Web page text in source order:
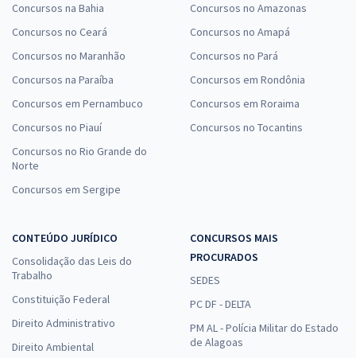
Concursos na Bahia
Concursos no Ceará
Concursos no Maranhão
Concursos na Paraíba
Concursos em Pernambuco
Concursos no Piauí
Concursos no Rio Grande do
Norte
Concursos em Sergipe
Concursos no Amazonas
Concursos no Amapá
Concursos no Pará
Concursos em Rondônia
Concursos em Roraima
Concursos no Tocantins
CONTEÚDO JURÍDICO
Consolidação das Leis do
Trabalho
Constituição Federal
Direito Administrativo
Direito Ambiental
CONCURSOS MAIS
PROCURADOS
SEDES
PC DF - DELTA
PM AL - Polícia Militar do Estado
de Alagoas